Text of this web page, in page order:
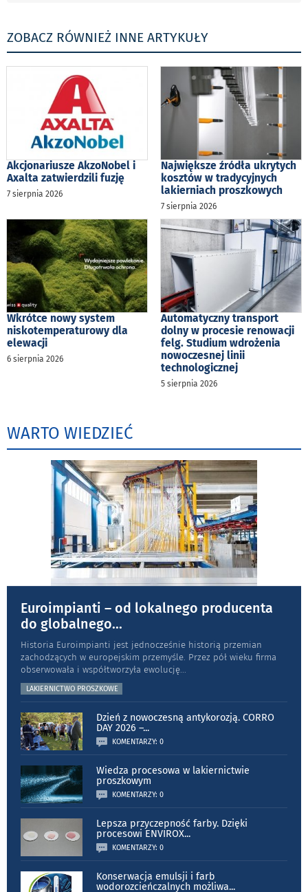
ZOBACZ RÓWNIEŻ INNE ARTYKUŁY
Akcjonariusze AkzoNobel i
Axalta zatwierdzili fuzję
7 sierpnia 2026
Największe źródła ukrytych
kosztów w tradycyjnych
lakierniach proszkowych
7 sierpnia 2026
Wkrótce nowy system
niskotemperaturowy dla
elewacji
6 sierpnia 2026
Automatyczny transport
dolny w procesie renowacji
felg. Studium wdrożenia
nowoczesnej linii
technologicznej
5 sierpnia 2026
WARTO WIEDZIEĆ
Euroimpianti – od lokalnego producenta
do globalnego...
Historia Euroimpianti jest jednocześnie historią przemian
zachodzących w europejskim przemyśle. Przez pół wieku firma
obserwowała i współtworzyła ewolucję...
LAKIERNICTWO PROSZKOWE
Dzień z nowoczesną antykorozją. CORRO
DAY 2026 –...
KOMENTARZY: 0
Wiedza procesowa w lakiernictwie
proszkowym
KOMENTARZY: 0
Lepsza przyczepność farby. Dzięki
procesowi ENVIROX...
KOMENTARZY: 0
Konserwacja emulsji i farb
wodorozcieńczalnych możliwa...